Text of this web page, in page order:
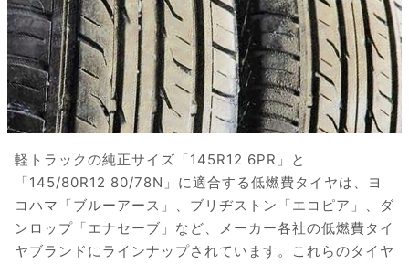
軽トラックの純正サイズ「145R12 6PR」と
「145/80R12 80/78N」に適合する低燃費タイヤは、ヨ
コハマ「ブルーアース」、ブリヂストン「エコピア」、ダ
ンロップ「エナセーブ」など、メーカー各社の低燃費タイ
ヤブランドにラインナップされています。これらのタイヤ